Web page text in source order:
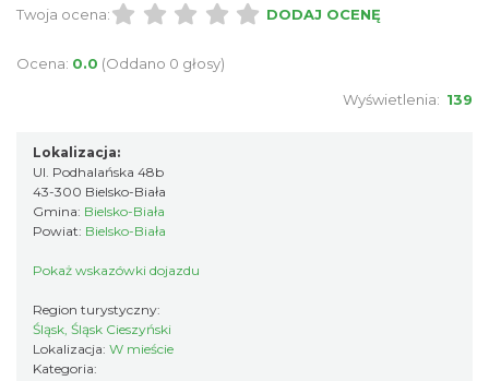
Twoja ocena:
DODAJ OCENĘ
Ocena: 0.0 (Oddano 0 głosy)
Wyświetlenia: 139
Lokalizacja:
Ul. Podhalańska 48b
43-300 Bielsko-Biała
Gmina: Bielsko-Biała
Powiat: Bielsko-Biała
Pokaż wskazówki dojazdu
Region turystyczny:
Śląsk, Śląsk Cieszyński
Lokalizacja: W mieście
Kategoria: